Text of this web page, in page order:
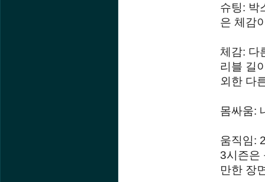
슈팅: 박
은 체감
체감: 다
리블 길
외한 다
몸싸움:
움직임:
3시즌은
만한 장